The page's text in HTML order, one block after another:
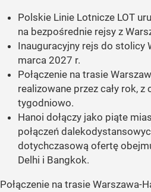
Polskie Linie Lotnicze LOT
na bezpośrednie rejsy z
Inauguracyjny rejs do stolicy
marca 2027 r.
Połączenie na trasie
realizowane przez cały rok,
tygodniowo.
Hanoi dołączy jako piąte
połączeń
dotychczasową ofertę
Delhi i Bangkok.
Połączenie na trasie Warszawa-